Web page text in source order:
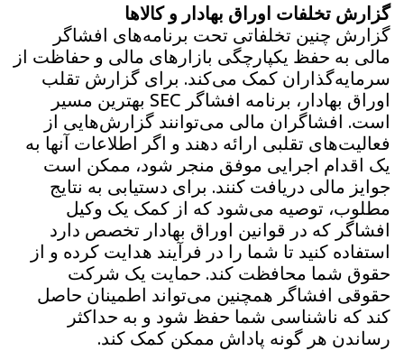
گزارش تخلفات اوراق بهادار و کالاها
گزارش چنین تخلفاتی تحت برنامه‌های افشاگر
مالی به حفظ یکپارچگی بازارهای مالی و حفاظت از
سرمایه‌گذاران کمک می‌کند. برای گزارش تقلب
اوراق بهادار، برنامه افشاگر SEC بهترین مسیر
است. افشاگران مالی می‌توانند گزارش‌هایی از
فعالیت‌های تقلبی ارائه دهند و اگر اطلاعات آنها به
یک اقدام اجرایی موفق منجر شود، ممکن است
جوایز مالی دریافت کنند. برای دستیابی به نتایج
مطلوب، توصیه می‌شود که از کمک یک وکیل
افشاگر که در قوانین اوراق بهادار تخصص دارد
استفاده کنید تا شما را در فرآیند هدایت کرده و از
حقوق شما محافظت کند. حمایت یک شرکت
حقوقی افشاگر همچنین می‌تواند اطمینان حاصل
کند که ناشناسی شما حفظ شود و به حداکثر
رساندن هر گونه پاداش ممکن کمک کند.